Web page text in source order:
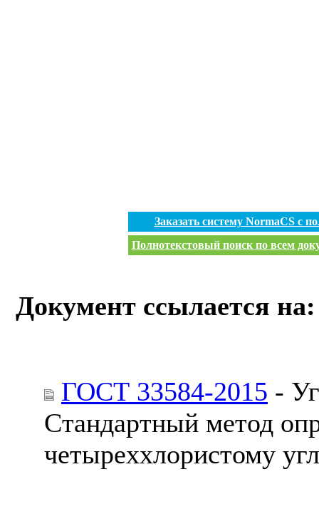
Заказать систему NormaCS с
Полнотекстовый поиск по всем
Документ ссылается на:
ГОСТ 33584-2015 -
Стандартный метод
четыреххлористому